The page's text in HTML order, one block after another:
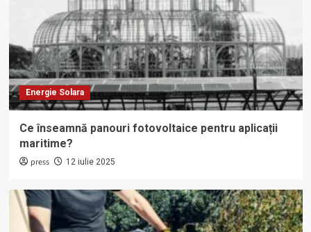
Energie Solara
Ce înseamnă panouri fotovoltaice pentru aplicații
maritime?
press 12 iulie 2025